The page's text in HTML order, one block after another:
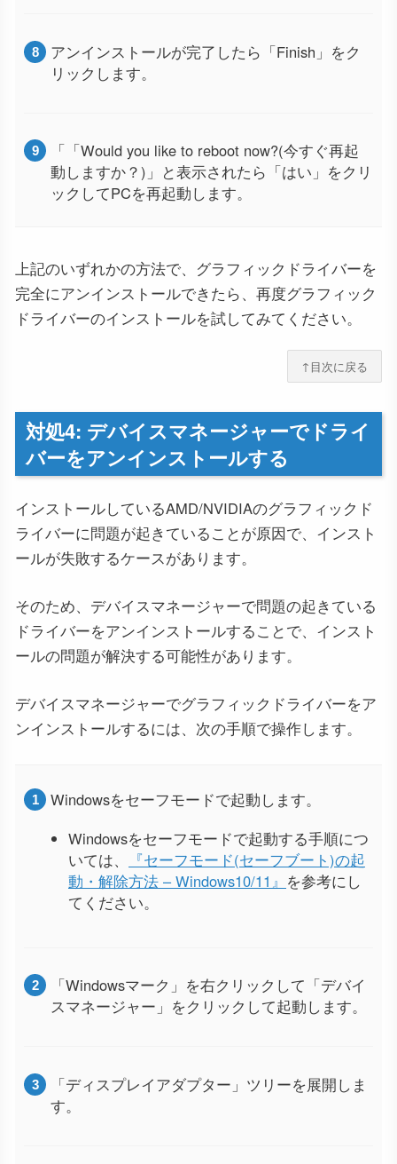
アンインストールが完了したら「Finish」をク
リックします。
「「Would you like to reboot now?(今すぐ再起
動しますか？)」と表示されたら「はい」をクリ
ックしてPCを再起動します。
上記のいずれかの方法で、グラフィックドライバーを
完全にアンインストールできたら、再度グラフィック
ドライバーのインストールを試してみてください。
↑目次に戻る
対処4: デバイスマネージャーでドライ
バーをアンインストールする
インストールしているAMD/NVIDIAのグラフィックド
ライバーに問題が起きていることが原因で、インスト
ールが失敗するケースがあります。
そのため、デバイスマネージャーで問題の起きている
ドライバーをアンインストールすることで、インスト
ールの問題が解決する可能性があります。
デバイスマネージャーでグラフィックドライバーをア
ンインストールするには、次の手順で操作します。
Windowsをセーフモードで起動します。
Windowsをセーフモードで起動する手順につ
いては、
『セーフモード(セーフブート)の起
動・解除方法 – Windows10/11』 を参考にし
てください。
「Windowsマーク」を右クリックして「デバイ
スマネージャー」をクリックして起動します。
「ディスプレイアダプター」ツリーを展開しま
す。